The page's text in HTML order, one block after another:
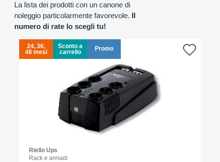
La lista dei prodotti con un canone di
noleggio particolarmente favorevole. Il
numero di rate lo scegli tu!
24, 36,
48 mesi
Sconto a
carrello
Promo
Riello Ups
Rack e armadi